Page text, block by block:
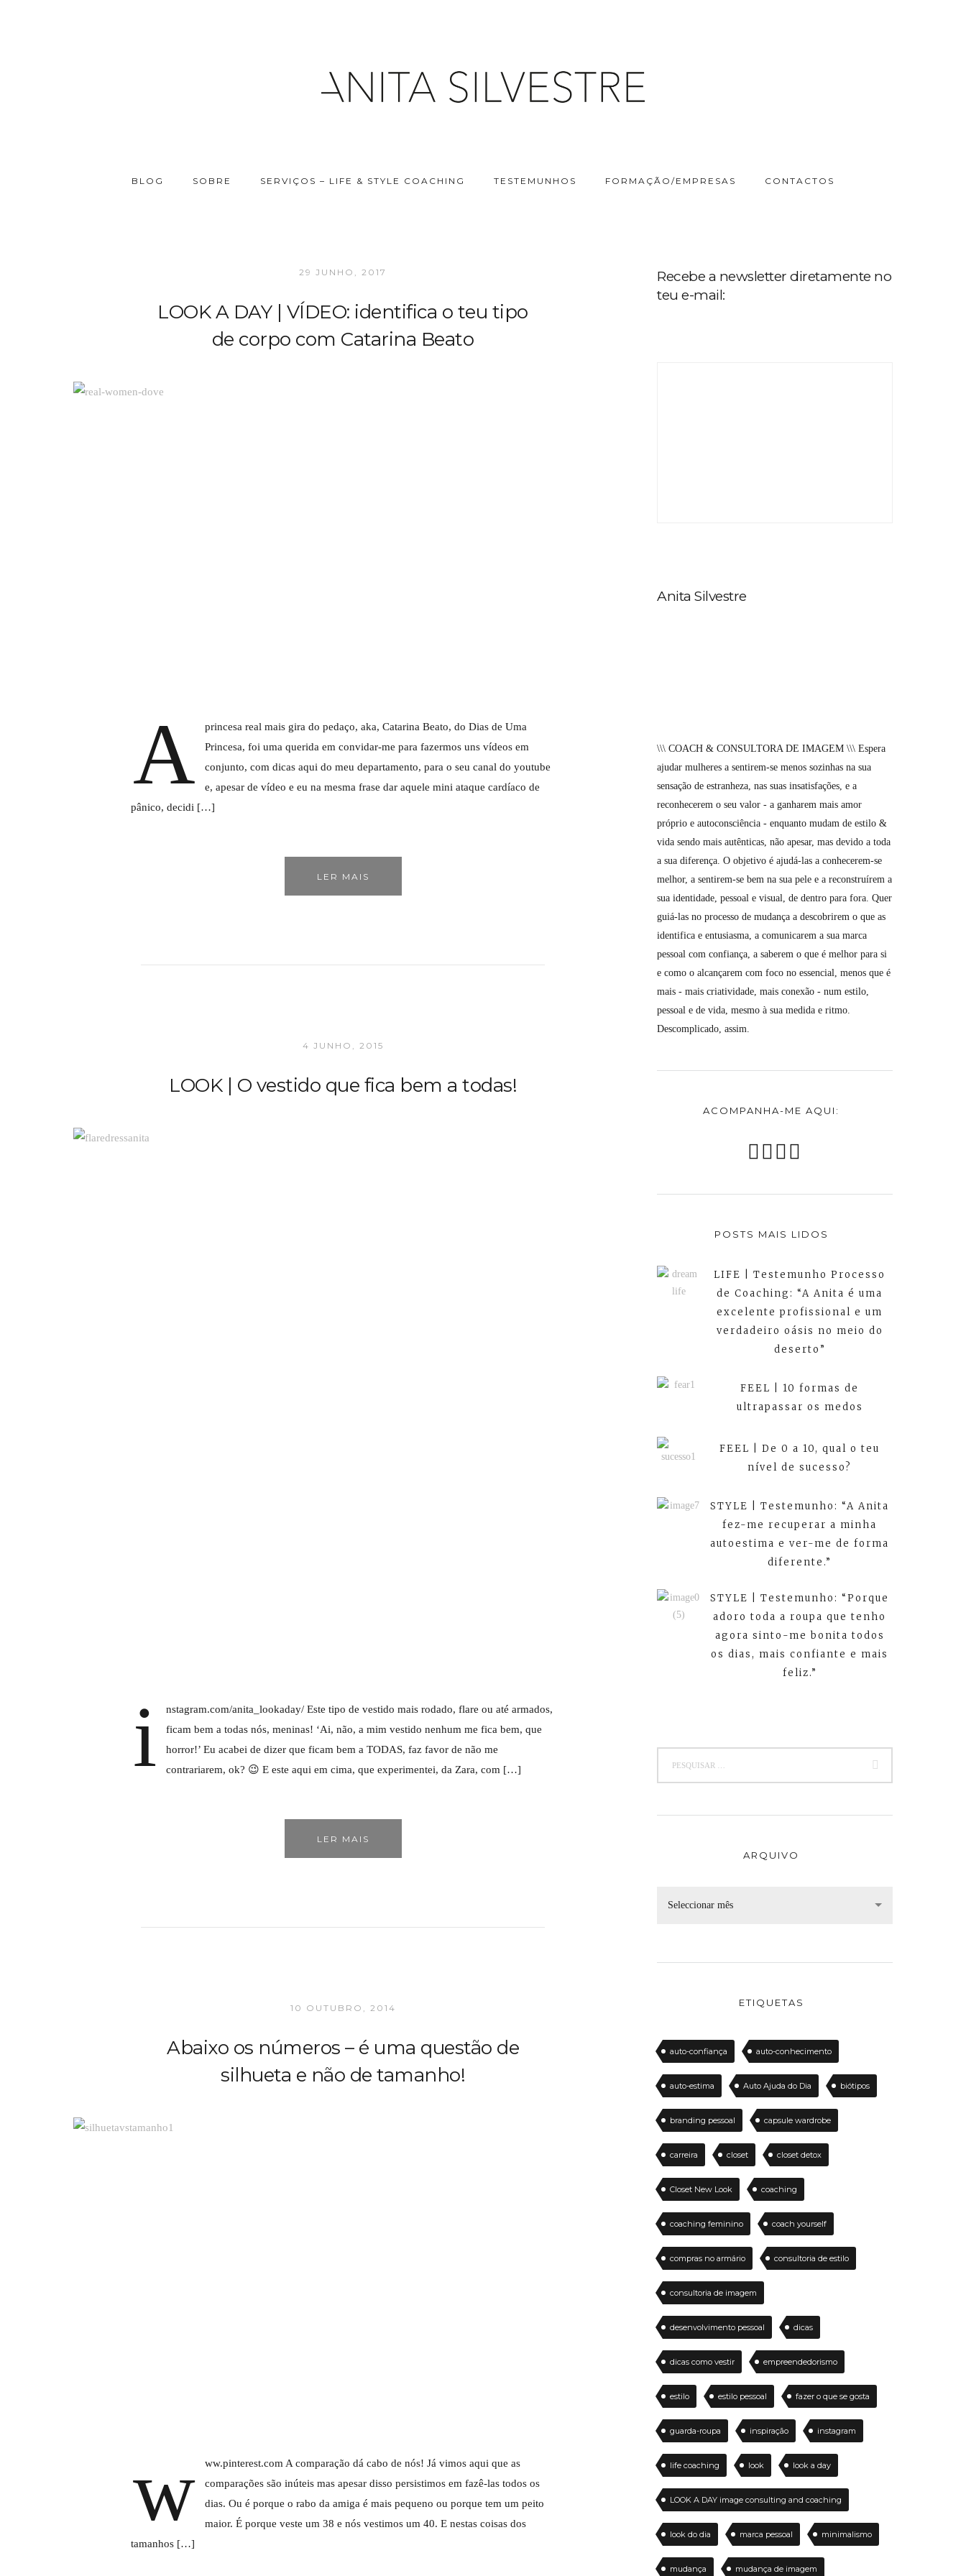
BLOG SOBRE SERVIÇOS – LIFE & STYLE COACHING TESTEMUNHOS FORMAÇÃO/EMPRESAS CONTACTOS
29 JUNHO, 2017
LOOK A DAY | VÍDEO: identifica o teu tipo
de corpo com Catarina Beato
A
princesa real mais gira do pedaço, aka, Catarina Beato, do Dias de Uma
Princesa, foi uma querida em convidar-me para fazermos uns vídeos em
conjunto, com dicas aqui do meu departamento, para o seu canal do youtube
e, apesar de vídeo e eu na mesma frase dar aquele mini ataque cardíaco de
pânico, decidi […]
LER MAIS
4 JUNHO, 2015
LOOK | O vestido que fica bem a todas!
i
nstagram.com/anita_lookaday/ Este tipo de vestido mais rodado, flare ou até armados,
ficam bem a todas nós, meninas! ‘Ai, não, a mim vestido nenhum me fica bem, que
horror!’ Eu acabei de dizer que ficam bem a TODAS, faz favor de não me
contrariarem, ok? 😉 E este aqui em cima, que experimentei, da Zara, com […]
LER MAIS
10 OUTUBRO, 2014
Abaixo os números – é uma questão de
silhueta e não de tamanho!
w
ww.pinterest.com A comparação dá cabo de nós! Já vimos aqui que as
comparações são inúteis mas apesar disso persistimos em fazê-las todos os
dias. Ou é porque o rabo da amiga é mais pequeno ou porque tem um peito
maior. É porque veste um 38 e nós vestimos um 40. E nestas coisas dos
tamanhos […]
Recebe a newsletter diretamente no
teu e-mail:
Anita Silvestre
\\\ COACH & CONSULTORA DE IMAGEM \\\ Espera
ajudar mulheres a sentirem-se menos sozinhas na sua
sensação de estranheza, nas suas insatisfações, e a
reconhecerem o seu valor - a ganharem mais amor
próprio e autoconsciência - enquanto mudam de estilo &
vida sendo mais autênticas, não apesar, mas devido a toda
a sua diferença. O objetivo é ajudá-las a conhecerem-se
melhor, a sentirem-se bem na sua pele e a reconstruírem a
sua identidade, pessoal e visual, de dentro para fora. Quer
guiá-las no processo de mudança a descobrirem o que as
identifica e entusiasma, a comunicarem a sua marca
pessoal com confiança, a saberem o que é melhor para si
e como o alcançarem com foco no essencial, menos que é
mais - mais criatividade, mais conexão - num estilo,
pessoal e de vida, mesmo à sua medida e ritmo.
Descomplicado, assim.
ACOMPANHA-ME AQUI:
POSTS MAIS LIDOS
LIFE | Testemunho Processo
de Coaching: “A Anita é uma
excelente profissional e um
verdadeiro oásis no meio do
deserto”
FEEL | 10 formas de
ultrapassar os medos
FEEL | De 0 a 10, qual o teu
nível de sucesso?
STYLE | Testemunho: “A Anita
fez-me recuperar a minha
autoestima e ver-me de forma
diferente.”
STYLE | Testemunho: “Porque
adoro toda a roupa que tenho
agora sinto-me bonita todos
os dias, mais confiante e mais
feliz.”
ARQUIVO
Seleccionar mês
ETIQUETAS
auto-confiança auto-conhecimento
auto-estima Auto Ajuda do Dia biótipos
branding pessoal capsule wardrobe
carreira closet closet detox
Closet New Look coaching
coaching feminino coach yourself
compras no armário consultoria de estilo
consultoria de imagem
desenvolvimento pessoal dicas
dicas como vestir empreendedorismo
estilo estilo pessoal fazer o que se gosta
guarda-roupa inspiração instagram
life coaching look look a day
LOOK A DAY image consulting and coaching
look do dia marca pessoal minimalismo
mudança mudança de imagem